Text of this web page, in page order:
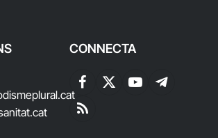
CONNECTA
Facebook
X
YouTubeTelegram
RSS